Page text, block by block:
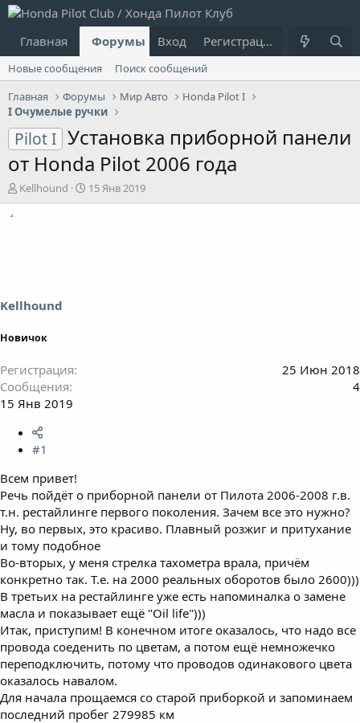
Главная Форумы Что нового?
Вход Регистрация
Новые сообщения
Поиск сообщений
Главная
Форумы Мир Авто
Honda Pilot I
I Очумелые ручки
Pilot I Установка приборной панели
от Honda Pilot 2006 года
А
в
ы
Kellhound
Д
а
15 Янв 2019
Kellhound
Новичок
Регистрация
25 Июн 2018
Сообщения
4
15 Янв 2019
#1
Всем привет!
Речь пойдёт о приборной панели от Пилота 2006-2008 г.в.
т.н. рестайлинге первого поколения. Зачем все это нужно?
Ну, во первых, это красиво. Плавный розжиг и притухание
и тому подобное
Во-вторых, у меня стрелка тахометра врала, причём
конкретно так. Т.е. на 2000 реальных оборотов было 2600)))
В третьих на рестайлинге уже есть напоминалка о замене
масла и показывает ещё "Oil life")))
Итак, приступим! В конечном итоге оказалось, что надо все
провода соеденить по цветам, а потом ещё немножечко
переподключить, потому что проводов одинакового цвета
оказалось навалом.
Для начала прощаемся со старой приборкой и запоминаем
последний пробег 279985 км